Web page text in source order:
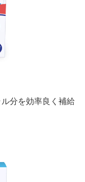
分を効率良く補給